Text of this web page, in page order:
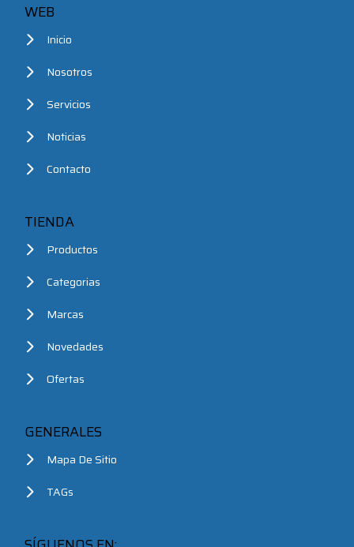
WEB
Inicio
Nosotros
Servicios
Noticias
Contacto
TIENDA
Productos
Categorias
Marcas
Novedades
Ofertas
GENERALES
Mapa De Sitio
TAGs